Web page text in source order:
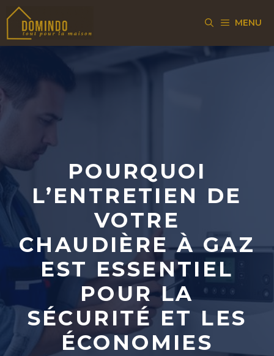
Aller
contenu
MENU
POURQUOI
L’ENTRETIEN DE
VOTRE
CHAUDIÈRE À GAZ
EST ESSENTIEL
POUR LA
SÉCURITÉ ET LES
ÉCONOMIES